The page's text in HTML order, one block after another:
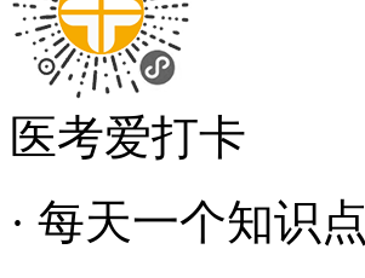
医考爱打卡
· 每天一个知识点